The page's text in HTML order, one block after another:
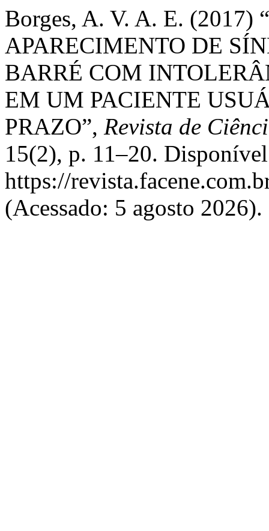
Borges, A. V. A. E. (2017)
APARECIMENTO DE
BARRÉ COM
EM UM PACIENTE
PRAZO”, Revista de
15(2), p. 11–20.
https://
(Acessado: 5 agosto 2026).